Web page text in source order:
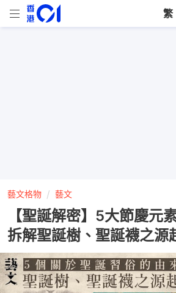
繁
藝文格物 藝文
【聖誕解密】5大節慶元
拆解聖誕樹、聖誕襪之源